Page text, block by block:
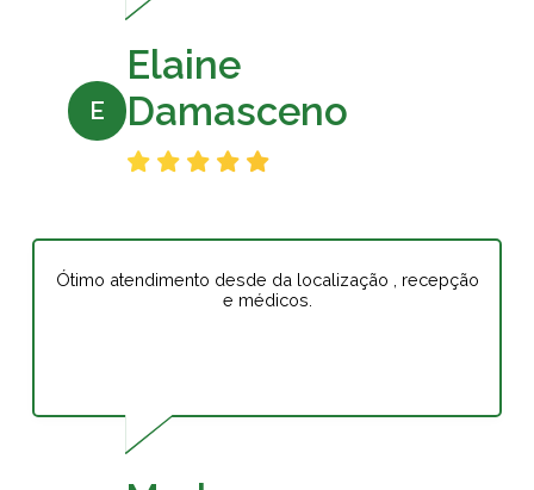
E
Elaine
Damasceno
Ótimo atendimento desde da localização , recepção
e médicos.